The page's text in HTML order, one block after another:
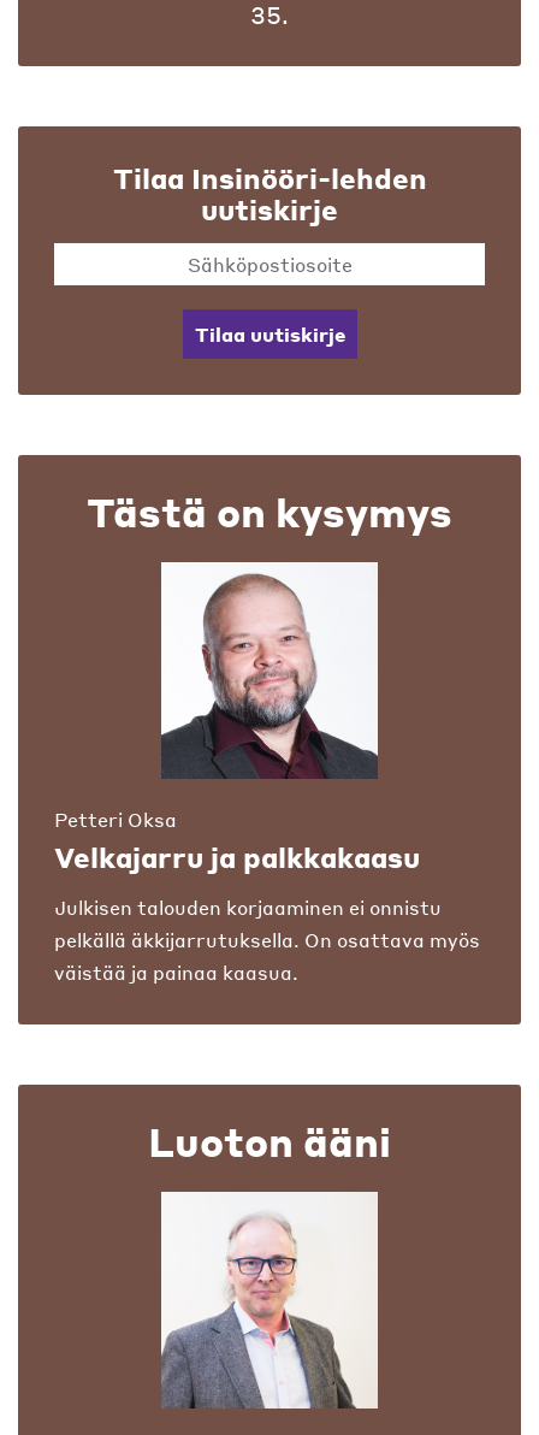
35.
Tilaa Insinööri-lehden
uutiskirje
Tilaa uutiskirje
Tästä on kysymys
Petteri Oksa
Velkajarru ja palkkakaasu
Julkisen talouden korjaaminen ei onnistu
pelkällä äkkijarrutuksella. On osattava myös
väistää ja painaa kaasua.
Luoton ääni